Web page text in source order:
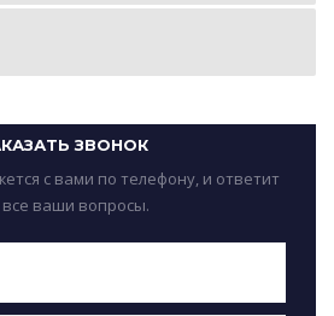
ЗВОНОК
с вами по телефону, и ответит
все ваши вопросы.